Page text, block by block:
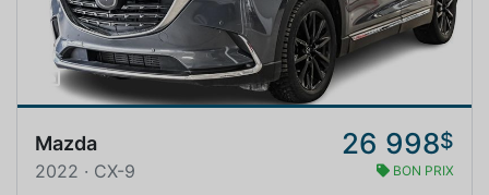
Mazda 26 998$
2022 · CX-9 BON PRIX